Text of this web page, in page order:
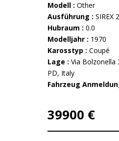
Modell : Other
Ausführung : SIREX
Hubraum : 0.0
Modelljahr : 1970
Karosstyp : Coupé
Lage : Via Bolzonella
PD, Italy
Fahrzeug
39900 €